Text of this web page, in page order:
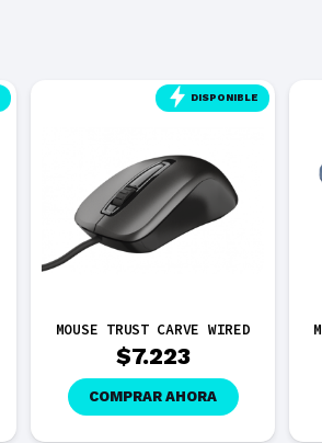
DISPONIBLE
MOUSE TRUST CARVE WIRED
$7.223
COMPRAR AHORA